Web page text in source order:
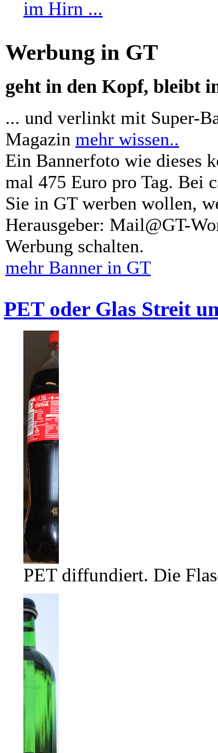
Werbung in GT
geht in den Kopf, bleibt
... und verlinkt mit Super-
Magazin mehr wissen..
Ein Bannerfoto wie dieses
mal 475 Euro pro Tag. Bei
Sie in GT werben wollen,
Herausgeber: Mail@GT-
Werbung schalten.
mehr Banner in GT
PET oder Glas Streit
PET diffundiert. Die